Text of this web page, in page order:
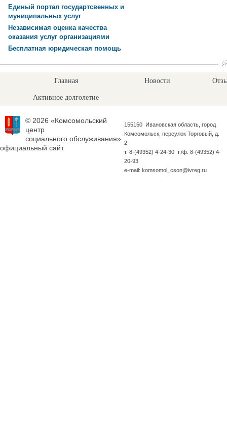
Единый портал государтсвенных и
муниципальных услуг
Независимая оценка качества
оказания услуг организациями
Бесплатная юридическая помощь
Главная Новости
Активное долголетие
© 2026 «Комсомольский
центр
социального обслуживания»
официальный сайт
155150 Ивановская область, город
Комсомольск, переулок Торговый, д.
2
т. 8-(49352) 4-24-30 т./ф. 8-(49352) 4-
20-93
e-mail: komsomol_cson@ivreg.ru